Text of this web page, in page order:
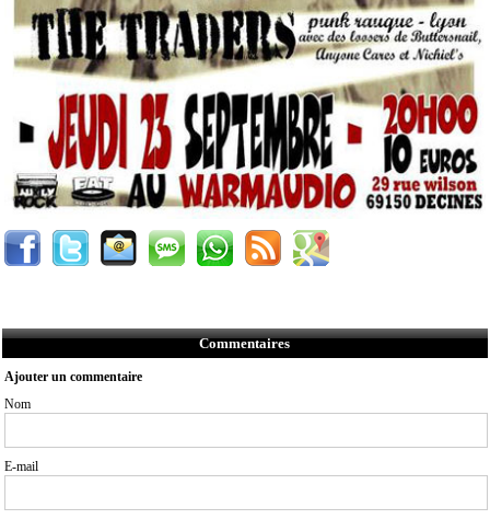
Commentaires
Ajouter un commentaire
Nom
E-mail